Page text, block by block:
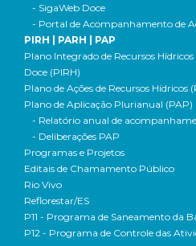
- SigaWeb Doce
- Portal de Acompanhamento de
PIRH | PARH | PAP
Plano Integrado de Recursos
Doce (PIRH)
Plano de Ações de Recursos Hídricos
Plano de Aplicação Plurianual (PAP)
- Relatório anual de
- Deliberações PAP
Programas e Projetos
Editais de Chamamento Público
Rio Vivo
Reflorestar/ES
P11 - Programa de Saneamento da
P12 - Programa de Controle das